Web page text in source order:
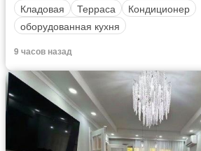
Кладовая
Терраса
Кондиционер
оборудованная кухня
9 часов назад